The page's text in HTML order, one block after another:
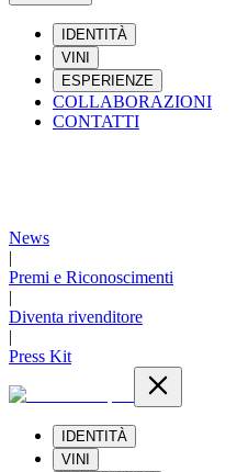
IDENTITÀ
VINI
ESPERIENZE
COLLABORAZIONI
CONTATTI
News
|
Premi e Riconoscimenti
|
Diventa rivenditore
|
Press Kit
IDENTITÀ
VINI